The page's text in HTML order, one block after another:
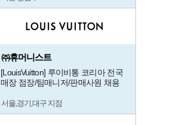
㈜휴머니스트
[LouisVuitton] 루이비통 코리아 전국
매장 점장/팀매니저/판매사원 채용
서울,경기,대구 지점